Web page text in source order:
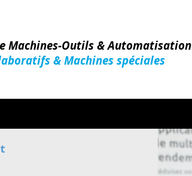
Machines-Outils & Automatisation
& Machines spéciales